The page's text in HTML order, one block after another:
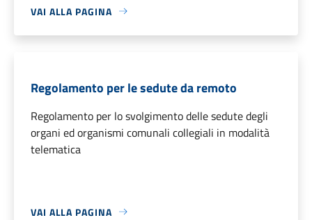
VAI ALLA PAGINA
Regolamento per le sedute da remoto
Regolamento per lo svolgimento delle sedute degli
organi ed organismi comunali collegiali in modalità
telematica
VAI ALLA PAGINA